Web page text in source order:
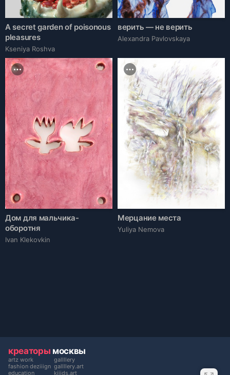
A secret garden of poisonous
pleasures
Kseniya Roshva
верить — не верить
Alexandra Pavlovskaya
Дом для мальчика-
оборотня
Ivan Klekovkin
Мерцание места
Yuliya Nemova
креаторы москвы
artz work
fashion deziiign
education
gallllery
gallllery.art
kiiids.art